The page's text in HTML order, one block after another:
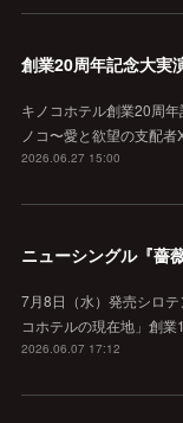
創業20周年記念大実
キノコホテル創業20周
ノコ〜愛と欲望の支配
2026.06.27 15:00
ニューシングル『薔
7月8日（水）発売シロ
コホテルの現在地」創
2026.06.07 17:12